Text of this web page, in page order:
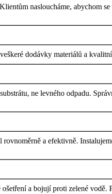
nasloucháme, abychom
dodávky materiálů a
ne levného odpadu.
a efektivně.
a bojují proti zelené